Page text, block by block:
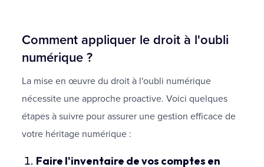
Comment appliquer le droit à l'oubli
numérique ?
La mise en œuvre du droit à l'oubli numérique
nécessite une approche proactive. Voici quelques
étapes à suivre pour assurer une gestion efficace de
votre héritage numérique :
Faire l'inventaire de vos comptes en